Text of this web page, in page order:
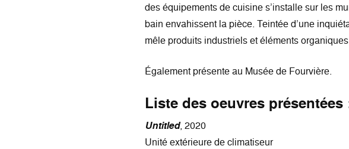
des équipements de cuisine s’installe sur les
bain envahissent la pièce. Teintée d’une
mêle produits industriels et éléments
Également présente au Musée de Fourvière.
Liste des oeuvres présentées
Untitled, 2020
Unité extérieure de climatiseur